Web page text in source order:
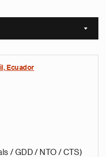
Sort
Ecuador
/ GDD / NTO / CTS)